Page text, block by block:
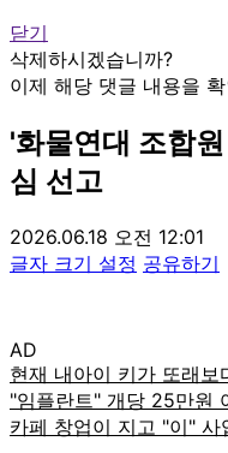
닫기
삭제하시겠습니까?
이제 해당 댓글 내용을
'화물연대 조합
심 선고
2026.06.18 오전 12:01
글자 크기 설정 공유하기
AD